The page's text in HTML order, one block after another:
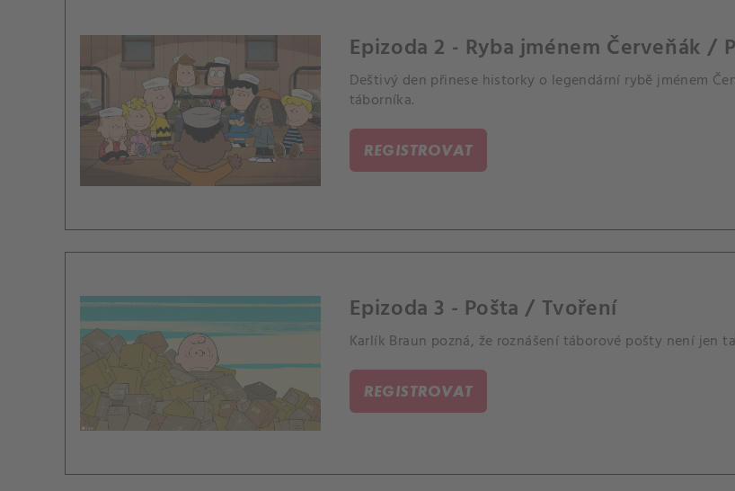
Epizoda 2 - Ryba jménem Červeňák /
Deštivý den přinese historky o legendární rybě jménem
táborníka.
REGISTROVAT
Epizoda 3 - Pošta / Tvoření
Karlík Braun pozná, že roznášení táborové pošty není jen
REGISTROVAT